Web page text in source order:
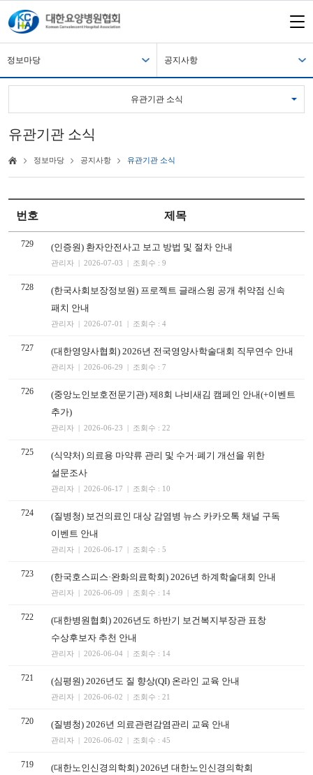
정보마당 공지사항
유관기관 소식
유관기관 소식
정보마당 공지사항 유관기관 소식
번호 제목
729 (인증원) 환자안전사고 보고 방법 및 절차 안내
관리자 | 2026-07-03 | 조회수 : 9
728
(한국사회보장정보원) 프로젝트 글래스윙 공개 취약점 신속
패치 안내
관리자 | 2026-07-01 | 조회수 : 4
727 (대한영양사협회) 2026년 전국영양사학술대회 직무연수 안내
관리자 | 2026-06-29 | 조회수 : 7
726
(중앙노인보호전문기관) 제8회 나비새김 캠페인 안내(+이벤트
추가)
관리자 | 2026-06-23 | 조회수 : 22
725
(식약처) 의료용 마약류 관리 및 수거·폐기 개선을 위한
설문조사
관리자 | 2026-06-17 | 조회수 : 10
724
(질병청) 보건의료인 대상 감염병 뉴스 카카오톡 채널 구독
이벤트 안내
관리자 | 2026-06-17 | 조회수 : 5
723 (한국호스피스·완화의료학회) 2026년 하계학술대회 안내
관리자 | 2026-06-09 | 조회수 : 14
722
(대한병원협회) 2026년도 하반기 보건복지부장관 표창
수상후보자 추천 안내
관리자 | 2026-06-04 | 조회수 : 14
721 (심평원) 2026년도 질 향상(QI) 온라인 교육 안내
관리자 | 2026-06-02 | 조회수 : 21
720 (질병청) 2026년 의료관련감염관리 교육 안내
관리자 | 2026-06-02 | 조회수 : 45
719
(대한노인신경의학회) 2026년 대한노인신경의학회